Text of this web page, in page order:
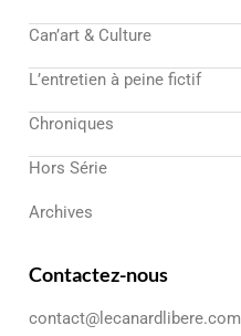
Can’art & Culture
L’entretien à peine fictif
Chroniques
Hors Série
Archives
Contactez-nous
contact@lecanardlibere.com